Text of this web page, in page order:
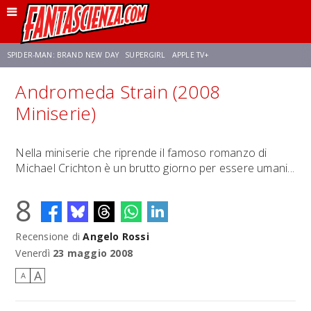
SPIDER-MAN: BRAND NEW DAY SUPERGIRL APPLE TV+
FRANCO RICCIARDIELLO ZENDAYA AVENGERS: DOOMSDAY
Andromeda Strain (2008
Miniserie)
Nella miniserie che riprende il famoso romanzo di
Michael Crichton è un brutto giorno per essere umani...
8
Recensione diAngelo Rossi
Venerdì 23 maggio 2008
A A